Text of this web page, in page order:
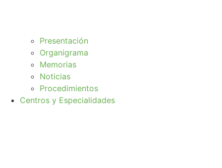
Presentación
Organigrama
Memorias
Noticias
Procedimientos
Centros y Especialidades